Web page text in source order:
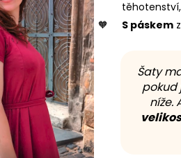
S páskem
Šaty
pokud
níže.